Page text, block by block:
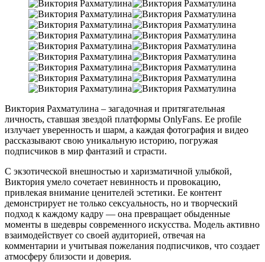
Виктория Рахматулина – загадочная и притягательная
личность, ставшая звездой платформы OnlyFans. Ее profile
излучает уверенность и шарм, а каждая фотография и видео
рассказывают свою уникальную историю, погружая
подписчиков в мир фантазий и страсти.
С экзотической внешностью и харизматичной улыбкой,
Виктория умело сочетает невинность и провокацию,
привлекая внимание ценителей эстетики. Ее контент
демонстрирует не только сексуальность, но и творческий
подход к каждому кадру — она превращает обыденные
моменты в шедевры современного искусства. Модель активно
взаимодействует со своей аудиторией, отвечая на
комментарии и учитывая пожелания подписчиков, что создает
атмосферу близости и доверия.